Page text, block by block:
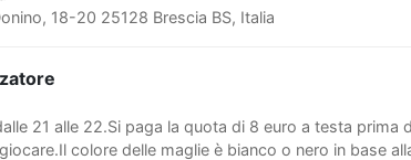
18-20 25128 Brescia BS, Italia
21 alle 22.Si paga la quota di 8 euro a testa prima
colore delle maglie è bianco o nero in base